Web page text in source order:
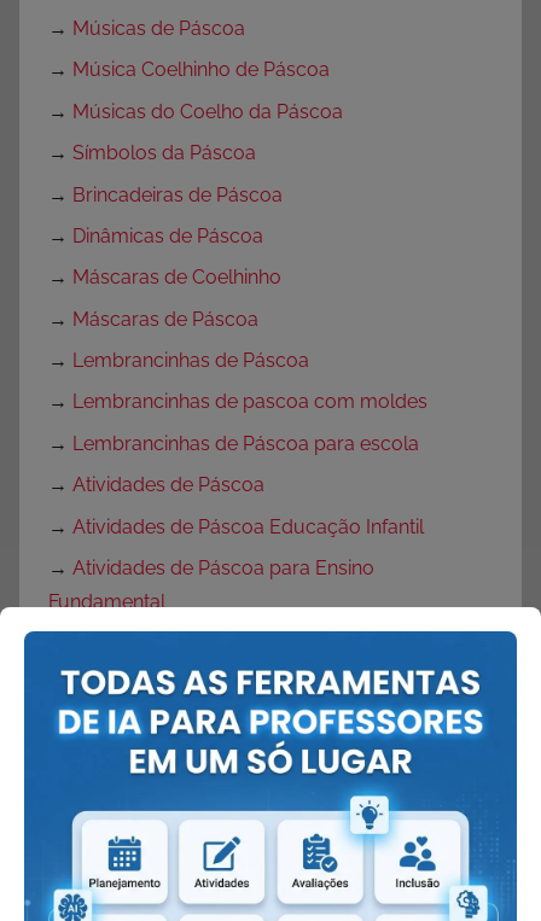
→ Músicas de Páscoa
→ Música Coelhinho de Páscoa
→ Músicas do Coelho da Páscoa
→ Símbolos da Páscoa
→ Brincadeiras de Páscoa
→ Dinâmicas de Páscoa
→ Máscaras de Coelhinho
→ Máscaras de Páscoa
→ Lembrancinhas de Páscoa
→ Lembrancinhas de pascoa com moldes
→ Lembrancinhas de Páscoa para escola
→ Atividades de Páscoa
→ Atividades de Páscoa Educação Infantil
→ Atividades de Páscoa para Ensino
Fundamental
→ Atividades de Produção de Texto para Páscoa
→Atividades de Interpretação de Texto Páscoa
Desenhos de Ovelhas
Desenho de coruja
Desenho de coelho
→Rotina semanal para Páscoa